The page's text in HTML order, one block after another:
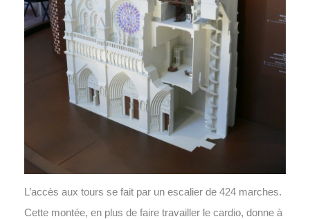
L’accès aux tours se fait par un escalier de 424 marches.
Cette montée, en plus de faire travailler le cardio, donne à